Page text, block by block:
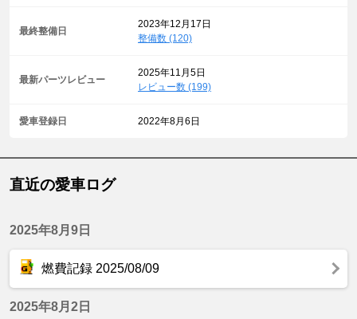
最終整備日
2023年12月17日
整備数 (120)
最新パーツレビュー
2025年11月5日
レビュー数 (199)
愛車登録日 2022年8月6日
直近の愛車ログ
2025年8月9日
燃費記録 2025/08/09
2025年8月2日